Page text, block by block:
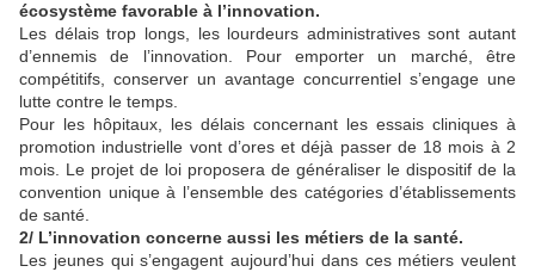
écosystème favorable à l’innovation.
Les délais trop longs, les lourdeurs administratives sont autant
d’ennemis de l’innovation. Pour emporter un marché, être
compétitifs, conserver un avantage concurrentiel s’engage une
lutte contre le temps.
Pour les hôpitaux, les délais concernant les essais cliniques à
promotion industrielle vont d’ores et déjà passer de 18 mois à 2
mois. Le projet de loi proposera de généraliser le dispositif de la
convention unique à l’ensemble des catégories d’établissements
de santé.
2/ L’innovation concerne aussi les métiers de la santé.
Les jeunes qui s’engagent aujourd’hui dans ces métiers veulent